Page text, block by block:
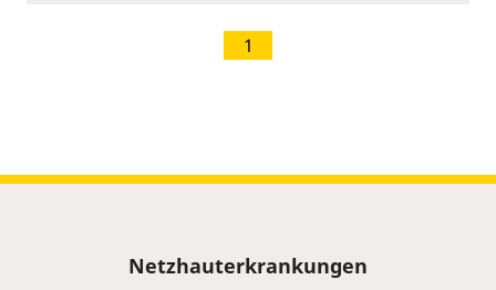
1
Netzhauterkrankungen